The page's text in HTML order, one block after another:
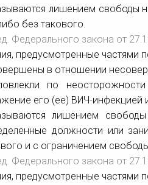
лишением свободы
без такового.
Федерального закона от
предусмотренные частями
в отношении
по
его (ее) ВИЧ-инфекцией
лишением
должности или
и с ограничением
Федерального закона от
предусмотренные частями